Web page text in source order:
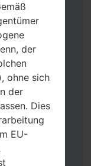
Tasten
Telefon mit
und
an und
Tasten
Lauter-
an den PC
der
ohne sich
der
Dies
EU-